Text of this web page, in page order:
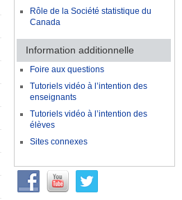
Rôle de la Société statistique du
Canada
Information additionnelle
Foire aux questions
Tutoriels vidéo à l’intention des
enseignants
Tutoriels vidéo à l’intention des
élèves
Sites connexes